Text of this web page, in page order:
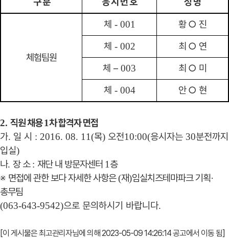
체험팀원
체 - 001 황○ 진
체 - 002 최 ○ 연
체 – 003 최 ○ 미
체 - 004 안○ 현
2. 직원 채용1차 합격자 면접
가. 일 시 : 2016. 08. 11(목) 오전10:00(응시자는 30분전까지
입실)
나. 장 소: 재단 내 방문자센터 1 층
※ 면접에 관한 보다 자세한 사항은(재)임실치즈테마파크 기획·
총무팀
(063-643-9542)으로 문의하시기 바랍니다.
[이 게시물은 최고관리자님에 의해 2023-05-09 14:26:14 공고에서 이동 됨]